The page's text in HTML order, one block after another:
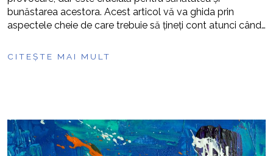
bunăstarea acestora. Acest articol vă va ghida prin
aspectele cheie de care trebuie să țineți cont atunci când…
CITEȘTE MAI MULT